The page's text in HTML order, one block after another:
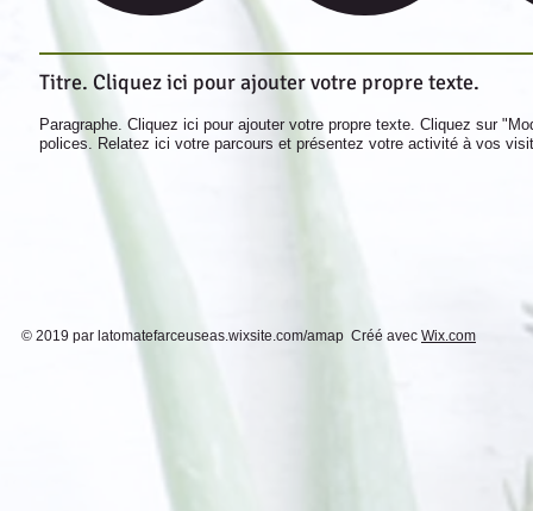
Titre. Cliquez ici pour ajouter votre propre texte.
Paragraphe. Cliquez ici pour ajouter votre propre texte. Cliquez sur
polices. Relatez ici votre parcours et présentez votre activité à vos
© 2019 par latomatefarceuseas.wixsite.com/amap Créé avec Wix.com